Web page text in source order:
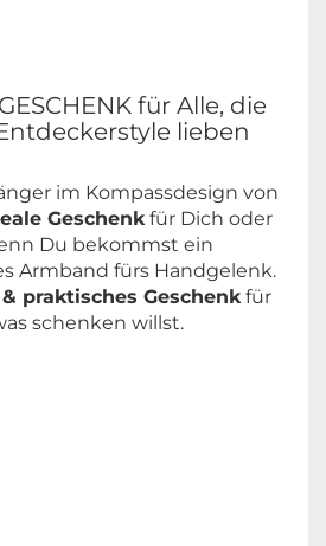
für Alle, die
lieben
im Kompassdesign von
Geschenk für Dich oder
Du bekommst ein
Armband fürs Handgelenk.
praktisches Geschenk für
schenken willst.